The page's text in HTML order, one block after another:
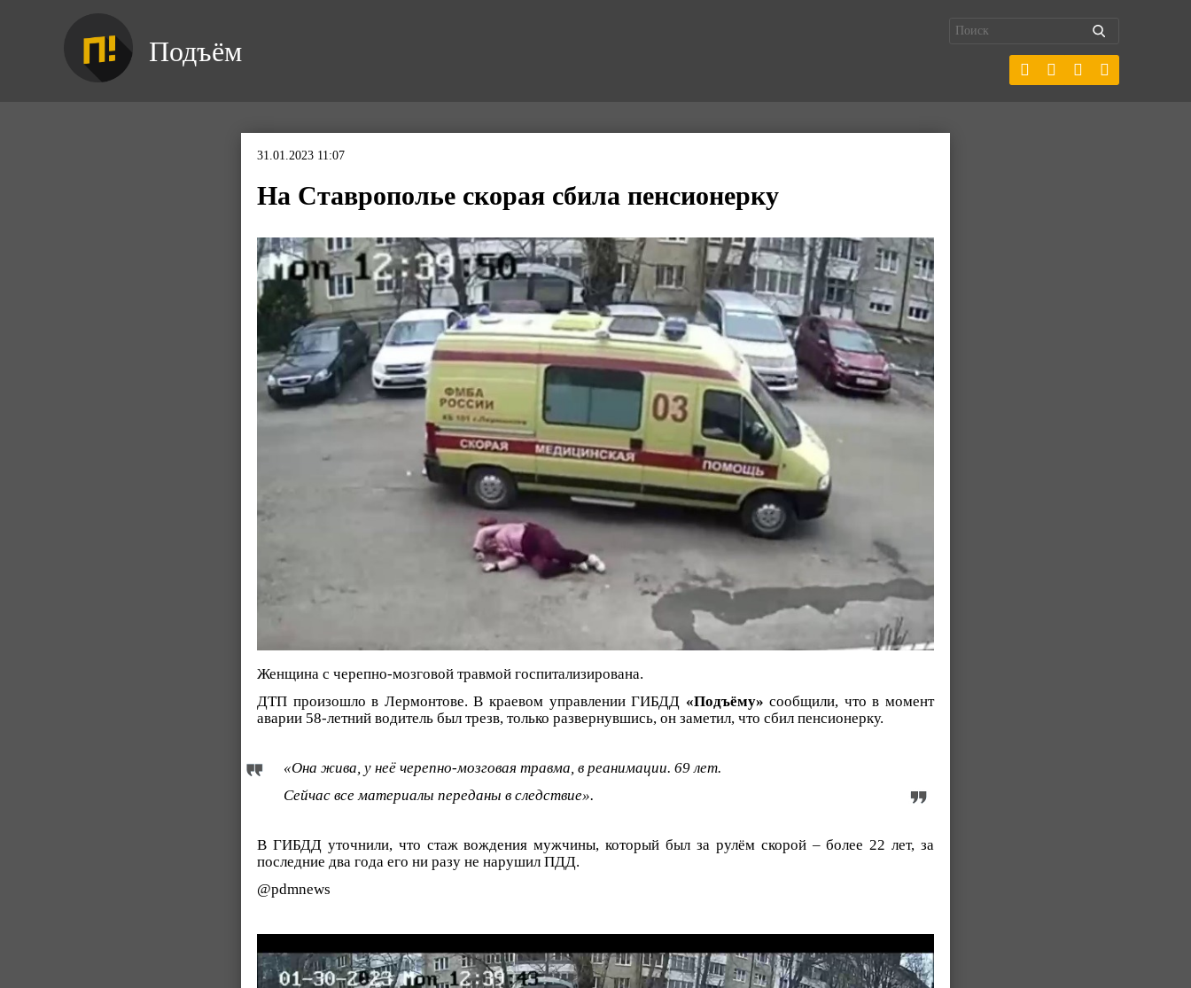
Подъём
31.01.2023 11:07
На Ставрополье скорая сбила пенсионерку
Женщина с черепно-мозговой травмой госпитализирована.
ДТП произошло в Лермонтове. В краевом управлении ГИБДД «Подъёму» сообщили, что в момент
аварии 58-летний водитель был трезв, только развернувшись, он заметил, что сбил пенсионерку.
«Она жива, у неё черепно-мозговая травма, в реанимации. 69 лет.
Сейчас все материалы переданы в следствие».
В ГИБДД уточнили, что стаж вождения мужчины, который был за рулём скорой – более 22 лет, за
последние два года его ни разу не нарушил ПДД.
@pdmnews